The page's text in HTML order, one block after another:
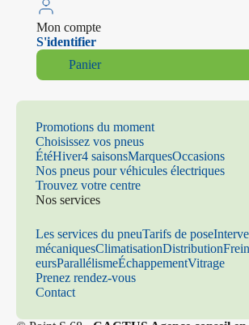
Mon compte
S'identifier
Panier
Promotions du moment
Choisissez vos pneus
ÉtéHiver4 saisonsMarquesOccasions
Nos pneus pour véhicules électriques
Trouvez votre centre
Nos services
Les services du pneuTarifs de pose
mécaniquesClimatisationDistribution
eursParallélismeÉchappementVitrage
Prenez rendez-vous
Contact